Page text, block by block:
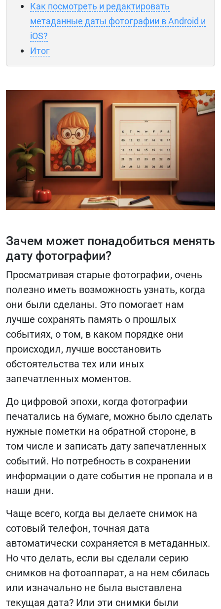
Как посмотреть и редактировать
метаданные даты фотографии в Android и
iOS?
Итог
Зачем может понадобиться менять
дату фотографии?
Просматривая старые фотографии, очень
полезно иметь возможность узнать, когда
они были сделаны. Это помогает нам
лучше сохранять память о прошлых
событиях, о том, в каком порядке они
происходил, лучше восстановить
обстоятельства тех или иных
запечатленных моментов.
До цифровой эпохи, когда фотографии
печатались на бумаге, можно было сделать
нужные пометки на обратной стороне, в
том числе и записать дату запечатленных
событий. Но потребность в сохранении
информации о дате события не пропала и в
наши дни.
Чаще всего, когда вы делаете снимок на
сотовый телефон, точная дата
автоматически сохраняется в метаданных.
Но что делать, если вы сделали серию
снимков на фотоаппарат, а на нем сбилась
или изначально не была выставлена
текущая дата? Или эти снимки были